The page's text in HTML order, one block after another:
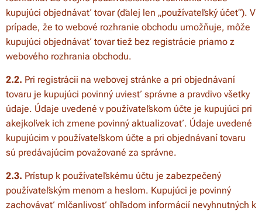
kupujúci objednávať tovar (ďalej len „používateľský účet“). V
prípade, že to webové rozhranie obchodu umožňuje, môže
kupujúci objednávať tovar tiež bez registrácie priamo z
webového rozhrania obchodu.
2.2. Pri registrácii na webovej stránke a pri objednávaní
tovaru je kupujúci povinný uviesť správne a pravdivo všetky
údaje. Údaje uvedené v používateľskom účte je kupujúci pri
akejkoľvek ich zmene povinný aktualizovať. Údaje uvedené
kupujúcim v používateľskom účte a pri objednávaní tovaru
sú predávajúcim považované za správne.
2.3. Prístup k používateľskému účtu je zabezpečený
používateľským menom a heslom. Kupujúci je povinný
zachovávať mlčanlivosť ohľadom informácií nevyhnutných k